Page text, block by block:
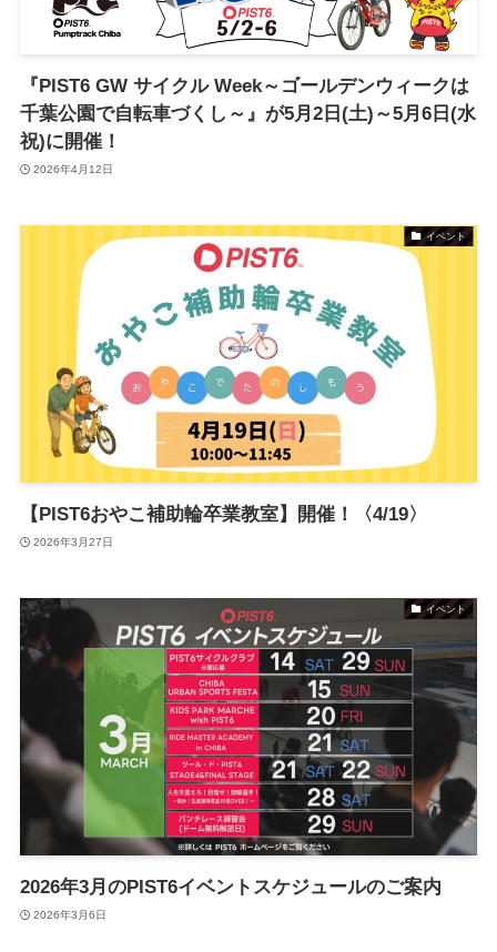
『PIST6 GW サイクル Week～ゴールデンウィークは
千葉公園で自転車づくし～』が5月2日(土)～5月6日(水
祝)に開催！
2026年4月12日
イベント
【PIST6おやこ補助輪卒業教室】開催！〈4/19〉
2026年3月27日
イベント
2026年3月のPIST6イベントスケジュールのご案内
2026年3月6日